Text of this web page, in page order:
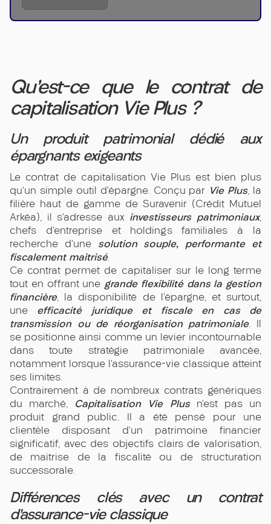
Qu’est-ce que le contrat de
capitalisation Vie Plus ?
Un produit patrimonial dédié aux
épargnants exigeants
Le contrat de capitalisation Vie Plus est bien plus
qu’un simple outil d’épargne. Conçu par Vie Plus, la
filière haut de gamme de Suravenir (Crédit Mutuel
Arkéa), il s’adresse aux investisseurs patrimoniaux,
chefs d’entreprise et holdings familiales à la
recherche d’une solution souple, performante et
fiscalement maitrisé.
Ce contrat permet de capitaliser sur le long terme
tout en offrant une grande flexibilité dans la gestion
financière, la disponibilité de l’épargne, et surtout,
une efficacité juridique et fiscale en cas de
transmission ou de réorganisation patrimoniale. Il
se positionne ainsi comme un levier incontournable
dans toute stratégie patrimoniale avancée,
notamment lorsque l’assurance-vie classique atteint
ses limites.
Contrairement à de nombreux contrats génériques
du marché, Capitalisation Vie Plusn’est pas un
produit grand public. Il a été pensé pour une
clientèle disposant d’un patrimoine financier
significatif, avec des objectifs clairs de valorisation,
de maitrise de la fiscalité ou de structuration
successorale.
Différences clés avec un contrat
d’assurance-vie classique